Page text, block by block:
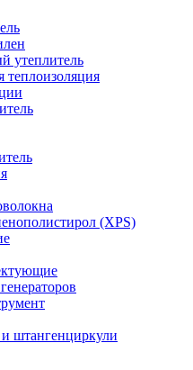
утеплитель
теплоизоляция
(XPS)
штангенциркули